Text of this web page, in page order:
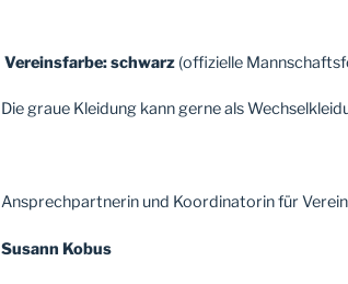
Vereinsfarbe: schwarz (offizielle
Die graue Kleidung kann gerne als
Ansprechpartnerin und Koordinatorin für
Susann Kobus